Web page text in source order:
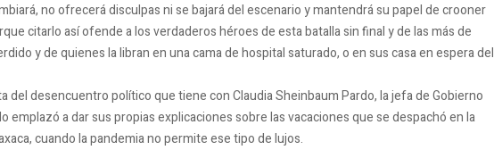
no ofrecerá disculpas ni se bajará del escenario y mantendrá su papel de crooner
citarlo así ofende a los verdaderos héroes de esta batalla sin final y de las más de
y de quienes la libran en una cama de hospital saturado, o en sus casa en espera del
del desencuentro político que tiene con Claudia Sheinbaum Pardo, la jefa de Gobierno
emplazó a dar sus propias explicaciones sobre las vacaciones que se despachó en la
cuando la pandemia no permite ese tipo de lujos.